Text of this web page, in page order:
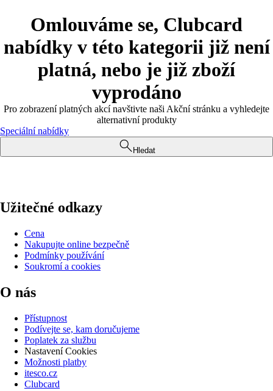
Omlouváme se, Clubcard
nabídky v této kategorii již není
platná, nebo je již zboží
vyprodáno
Pro zobrazení platných akcí navštivte naši Akční stránku a vyhledejte
alternativní produkty
Speciální nabídky
Hledat
Užitečné odkazy
Cena
Nakupujte online bezpečně
Podmínky používání
Soukromí a cookies
O nás
Přístupnost
Podívejte se, kam doručujeme
Poplatek za službu
Nastavení Cookies
Možnosti platby
itesco.cz
Clubcard